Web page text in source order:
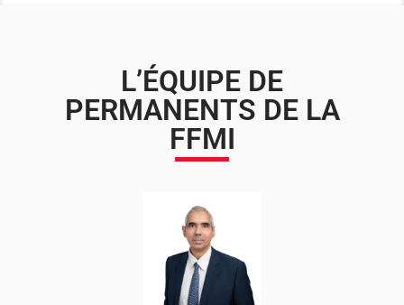
L’ÉQUIPE DE
PERMANENTS DE LA
FFMI